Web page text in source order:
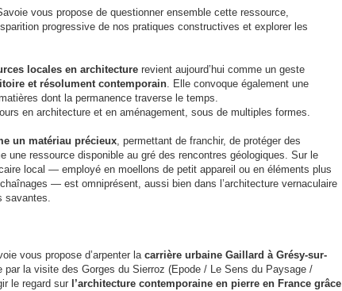
vous propose de questionner ensemble cette ressource,
progressive de nos pratiques constructives et explorer les
locales en architecture revient aujourd’hui comme un geste
et résolument contemporain. Elle convoque également une
dont la permanence traverse le temps.
en architecture et en aménagement, sous de multiples formes.
un matériau précieux, permettant de franchir, de protéger des
une ressource disponible au gré des rencontres géologiques. Sur le
local — employé en moellons de petit appareil ou en éléments plus
— est omniprésent, aussi bien dans l’architecture vernaculaire
savantes.
vous propose d’arpenter la carrière urbaine Gaillard à Grésy-sur-
par la visite des Gorges du Sierroz (Epode / Le Sens du Paysage /
le regard sur l’architecture contemporaine en pierre en France grâce